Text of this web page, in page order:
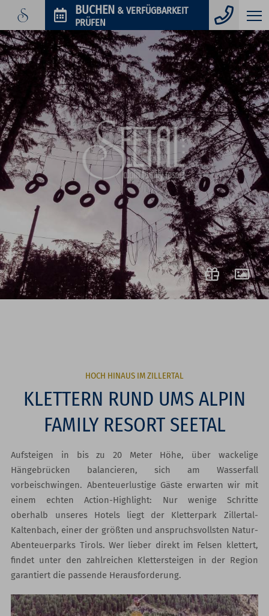
GUTSCHEINE
BUCHEN & VERFÜGBARKEIT
PRÜFEN
HOCH HINAUS IM ZILLERTAL
KLETTERN RUND UMS ALPIN
FAMILY RESORT SEETAL
Aufsteigen in bis zu 20 Meter Höhe, über wackelige
Hängebrücken balancieren, sich am Wasserfall
vorbeischwingen. Abenteuerlustige Gäste erwarten wir mit
einem echten Action-Highlight: Nur wenige Schritte
oberhalb unseres Hotels liegt der Kletterpark Zillertal-
Kaltenbach, einer der größten und anspruchsvollsten Natur-
Abenteuerparks Tirols. Wer lieber direkt im Felsen klettert,
findet unter den zahlreichen Klettersteigen in der Region
garantiert die passende Herausforderung.